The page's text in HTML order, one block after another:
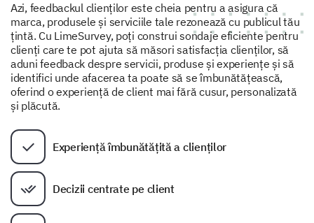
Azi, feedbackul clienților este cheia pentru a asigura că
marca, produsele și serviciile tale rezonează cu publicul tău
țintă. Cu LimeSurvey, poți construi sondaje eficiente pentru
clienți care te pot ajuta să măsori satisfacția clienților, să
aduni feedback despre servicii, produse și experiențe și să
identifici unde afacerea ta poate să se îmbunătățească,
oferind o experiență de client mai fără cusur, personalizată
și plăcută.
Experiență îmbunătățită a clienților
Decizii centrate pe client